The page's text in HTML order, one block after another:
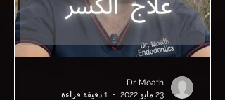
Dr. Moath
23 مايو 2022
1 دقيقة قراءة